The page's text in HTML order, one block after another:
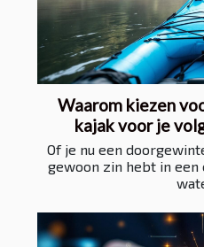
Waarom kiezen
kajak voor je
Of je nu een
gewoon zin hebt in een